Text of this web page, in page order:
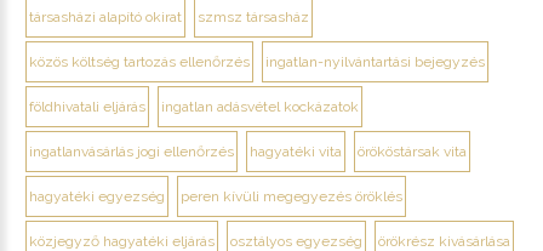
társasházi alapító okirat szmsz társasház
közös költség tartozás ellenőrzés ingatlan-nyilvántartási bejegyzés
földhivatali eljárás ingatlan adásvétel kockázatok
ingatlanvásárlás jogi ellenőrzés hagyatéki vita örököstársak vita
hagyatéki egyezség peren kívüli megegyezés öröklés
közjegyző hagyatéki eljárás osztályos egyezség örökrész kivásárlása